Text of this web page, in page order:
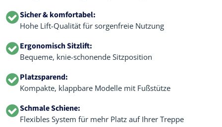
Sicher & komfortabel:
Hohe Lift-Qualität für sorgenfreie Nutzung
Ergonomisch Sitzlift:
Bequeme, knie-schonende Sitzposition
Platzsparend:
Kompakte, klappbare Modelle mit Fußstütze
Schmale Schiene:
Flexibles System für mehr Platz auf Ihrer Treppe